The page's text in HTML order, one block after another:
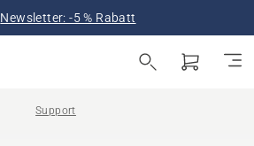
Newsletter: -5 % Rabatt
Support